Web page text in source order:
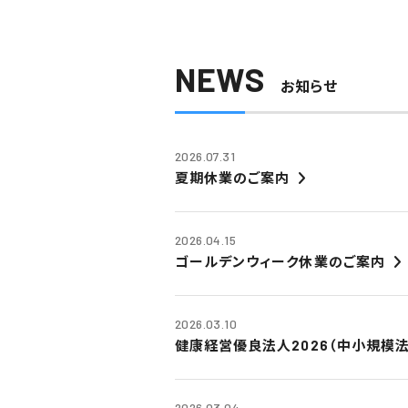
NEWS お知らせ
2026.07.31
夏期休業のご案内
2026.04.15
ゴールデンウィーク休業のご案内
2026.03.10
健康経営優良法人2026（中小規模法